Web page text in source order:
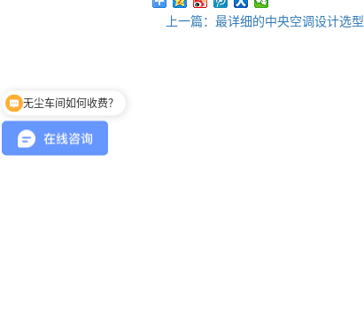
上一篇：最详细的中央空调设计选型
无尘车间如何收费？